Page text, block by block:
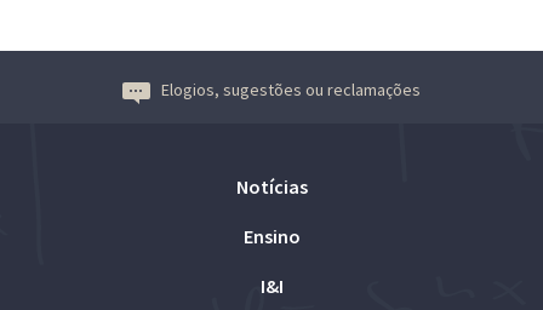
Elogios, sugestões ou reclamações
Notícias
Ensino
I&I